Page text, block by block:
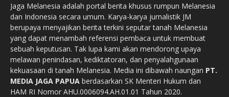
Jaga Melanesia adalah portal berita khusus rumpun Melanesia
dan Indonesia secara umum. Karya-karya jurnalistik JM
berupaya menyajikan berita terkini seputar tanah Melanesia
yang dapat menambah referensi pembaca untuk membuat
sebuah keputusan. Tak lupa kami akan mendorong upaya
melawan penindasan, kediktatoran, dan penyalahgunaan
kekuasaan di tanah Melanesia. Media ini dibawah naungan PT.
MEDIA JAGA PAPUA berdasarkan SK Menteri Hukum dan
HAM RI Nomor AHU.0006094.AH.01.01 Tahun 2020.